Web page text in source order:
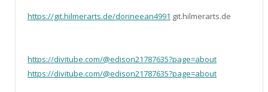
https://git.hilmerarts.de/dorineean4991 git.hilmerarts.de
https://divitube.com/@edison21787635?page=about
https://divitube.com/@edison21787635?page=about